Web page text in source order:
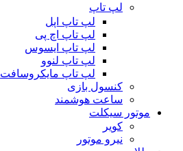
لپ تاپ
لپ تاپ اپل
لپ تاپ اچ پی
لپ تاپ ایسوس
لپ تاپ لنوو
لپ تاپ مایکروسافت
کنسول بازی
ساعت هوشمند
موتور سیکلت
کویر
نیرو موتور